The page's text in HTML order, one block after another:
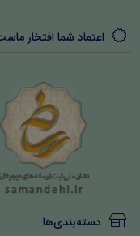
اعتماد شما افتخار
دسته‌بندی‌ها